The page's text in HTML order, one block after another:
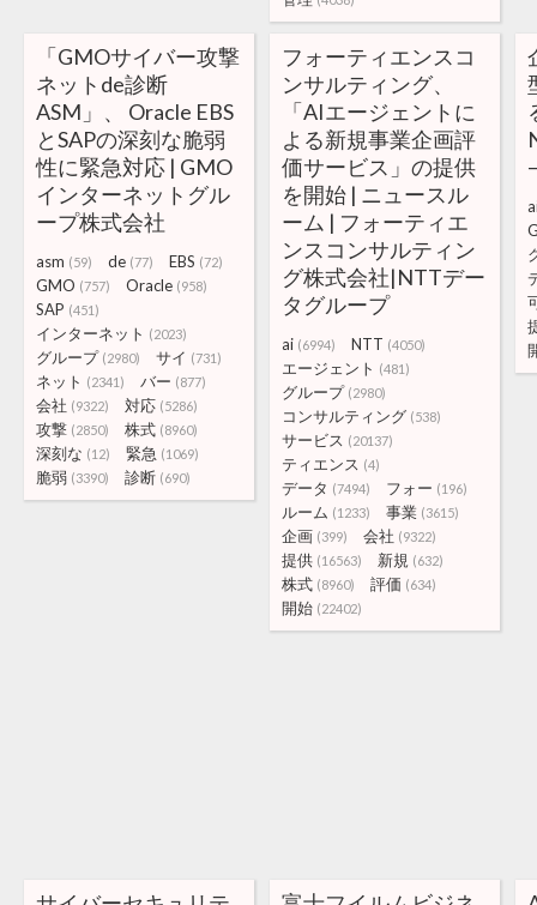
「GMOサイバー攻撃
ネットde診断
ASM」、 Oracle EBS
とSAPの深刻な脆弱
性に緊急対応 | GMO
インターネットグル
ープ株式会社
asm (59) de (77) EBS (72)
GMO (757) Oracle (958)
SAP (451)
インターネット (2023)
グループ (2980) サイ (731)
ネット (2341) バー (877)
会社 (9322) 対応 (5286)
攻撃 (2850) 株式 (8960)
深刻な (12) 緊急 (1069)
脆弱 (3390) 診断 (690)
フォーティエンスコ
ンサルティング、
「AIエージェントに
よる新規事業企画評
価サービス」の提供
を開始 | ニュースル
ーム | フォーティエ
ンスコンサルティン
グ株式会社|NTTデー
タグループ
ai (6994) NTT (4050)
エージェント (481)
グループ (2980)
コンサルティング (538)
サービス (20137)
ティエンス (4)
データ (7494) フォー (196)
ルーム (1233) 事業 (3615)
企画 (399) 会社 (9322)
提供 (16563) 新規 (632)
株式 (8960) 評価 (634)
開始 (22402)